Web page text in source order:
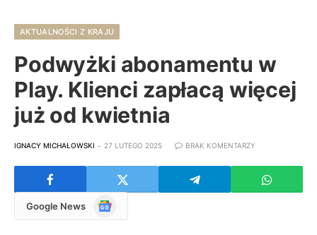
AKTUALNOŚCI Z KRAJU
Podwyżki abonamentu w
Play. Klienci zapłacą więcej
już od kwietnia
IGNACY MICHAŁOWSKI 27 LUTEGO 2025 BRAK KOMENTARZY
Google News
Google